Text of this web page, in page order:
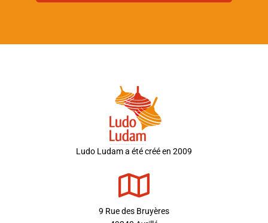
Ludo Ludam a été créé en 2009
9 Rue des Bruyères